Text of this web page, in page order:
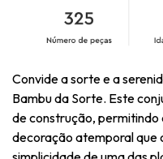
Convide a sorte e a
Bambu da Sorte. Este
de construção, permitindo
decoração atemporal que